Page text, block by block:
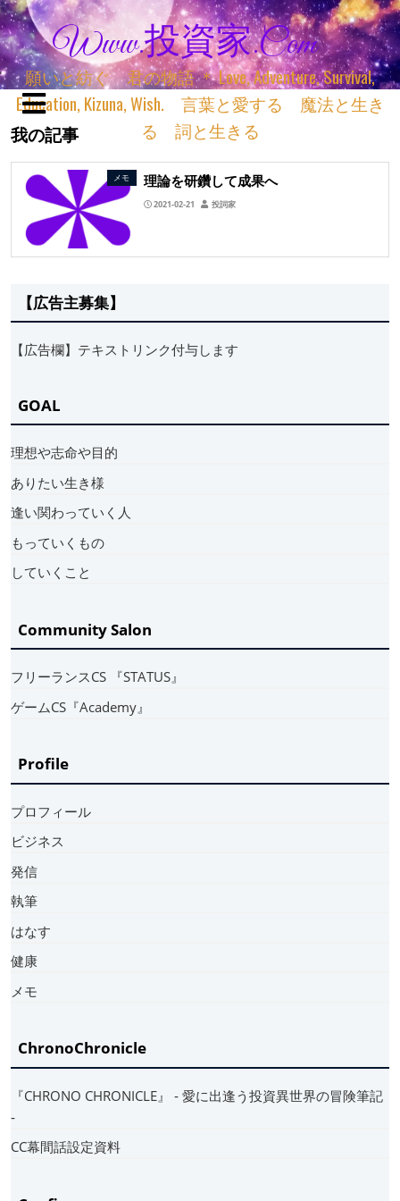
Www.投資家.com
願いと紡ぐ 君の物語 ＊ Love, Adventure, Survival,
Education, Kizuna, Wish. 言葉と愛する 魔法と生き
る 詞と生きる
我の記事
メモ 理論を研鑽して成果へ
2021-02-21 投詞家
【広告主募集】
【広告欄】テキストリンク付与します
GOAL
理想や志命や目的
ありたい生き様
逢い関わっていく人
もっていくもの
していくこと
Community Salon
フリーランスCS 『STATUS』
ゲームCS『Academy』
Profile
プロフィール
ビジネス
発信
執筆
はなす
健康
メモ
ChronoChronicle
『CHRONO CHRONICLE』 ‐ 愛に出逢う投資異世界の冒険筆記
‐
CC幕間話設定資料